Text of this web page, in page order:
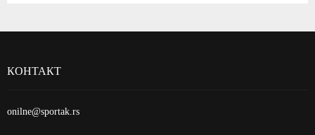
КОНТАКТ
onilne@sportak.rs